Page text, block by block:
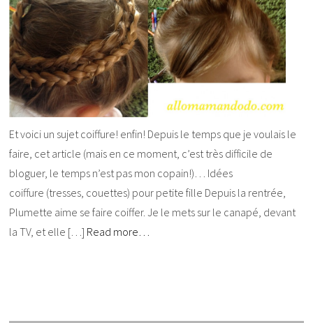
Et voici un sujet coiffure! enfin! Depuis le temps que je voulais le
faire, cet article (mais en ce moment, c’est très difficile de
bloguer, le temps n’est pas mon copain!)… Idées
coiffure (tresses, couettes) pour petite fille Depuis la rentrée,
Plumette aime se faire coiffer. Je le mets sur le canapé, devant
la TV, et elle […] Read more…